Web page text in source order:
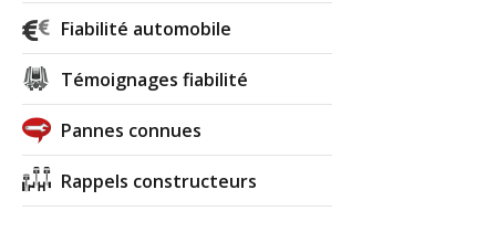
Fiabilité automobile
Témoignages fiabilité
Pannes connues
Rappels constructeurs